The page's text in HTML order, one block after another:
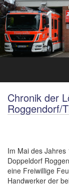
Chronik der
Roggendorf/
Im Mai des
Doppeldorf
eine Freiwillige
Handwerker der